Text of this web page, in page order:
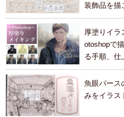
装飾品を描
厚塗りイラ
otoshopで
る手順、仕
ます。
魚眼パース
みをイラス